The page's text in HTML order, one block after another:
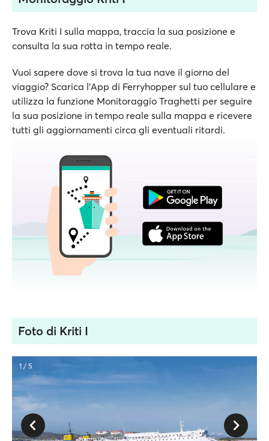
Trova Kriti I sulla mappa, traccia la sua posizione e
consulta la sua rotta in tempo reale.
Vuoi sapere dove si trova la tua nave il giorno del
viaggio? Scarica l'App di Ferryhopper sul tuo cellulare e
utilizza la funzione Monitoraggio Traghetti per seguire
la sua posizione in tempo reale sulla mappa e ricevere
tutti gli aggiornamenti circa gli eventuali ritardi.
Foto di Kriti I
1 / 5